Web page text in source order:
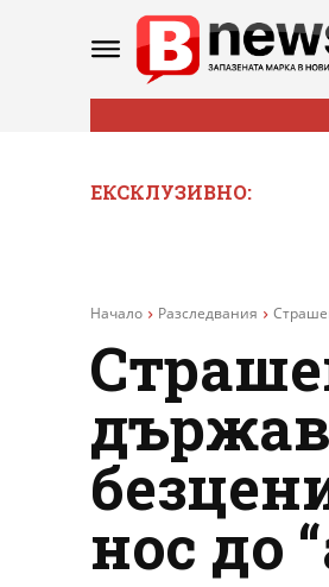
ЕКСКЛУЗИВНО:
Начало Разследвания
нос до